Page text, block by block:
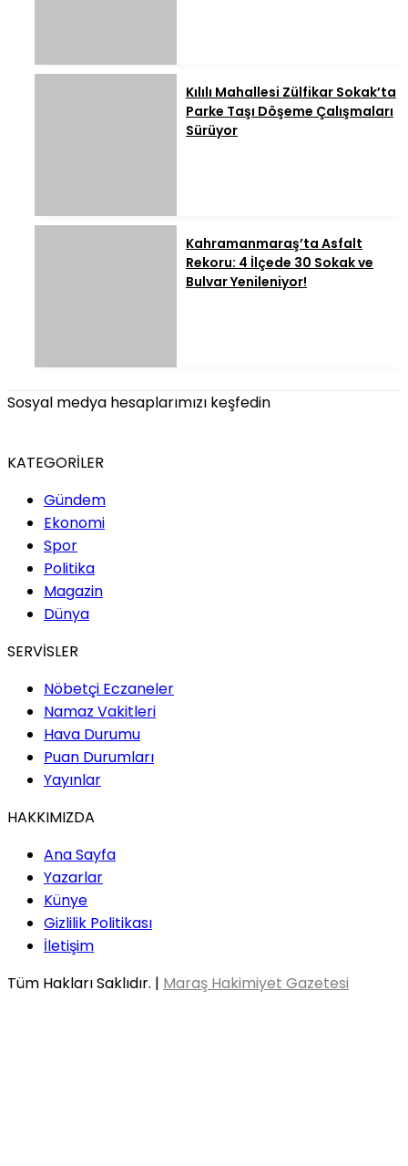
Kılılı Mahallesi Zülfikar Sokak’ta
Parke Taşı Döşeme Çalışmaları
Sürüyor
Kahramanmaraş’ta Asfalt
Rekoru: 4 İlçede 30 Sokak ve
Bulvar Yenileniyor!
Sosyal medya hesaplarımızı keşfedin
KATEGORİLER
Gündem
Ekonomi
Spor
Politika
Magazin
Dünya
SERVİSLER
Nöbetçi Eczaneler
Namaz Vakitleri
Hava Durumu
Puan Durumları
Yayınlar
HAKKIMIZDA
Ana Sayfa
Yazarlar
Künye
Gizlilik Politikası
İletişim
Tüm Hakları Saklıdır. | Maraş Hakimiyet Gazetesi